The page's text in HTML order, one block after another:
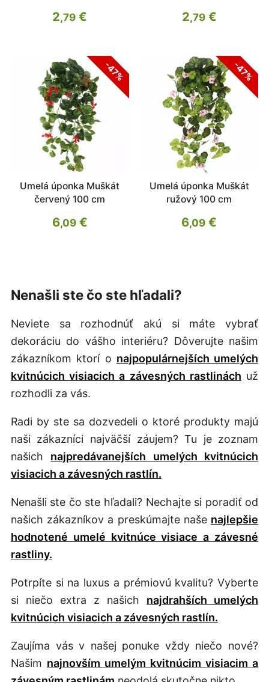
2,79 € 2,79€
-47%
Umelá úponka Muškát
červený 100 cm
6,09€
-47%
Umelá úponka Muškát
ružový 100 cm
6,09 €
Nenašli ste čo ste hľadali?
Neviete sa rozhodnúť akú si máte vybrať
dekoráciu do vášho interiéru? Dôverujte našim
zákazníkom ktorí o najpopulárnejších umelých
kvitnúcich visiacich a závesných rastlinách už
rozhodli za vás.
Radi by ste sa dozvedeli o ktoré produkty majú
naši zákazníci najväčší záujem? Tu je zoznam
našich najpredávanejších umelých kvitnúcich
visiacich a závesných rastlín.
Nenašli ste čo ste hľadali? Nechajte si poradiť od
našich zákazníkov a preskúmajte naše najlepšie
hodnotené umelé kvitnúce visiace a závesné
rastliny.
Potrpíte si na luxus a prémiovú kvalitu? Vyberte
si niečo extra z našich najdrahších umelých
kvitnúcich visiacich a závesných rastlín.
Zaujíma vás v našej ponuke vždy niečo nové?
Našim najnovším umelým kvitnúcim visiacim a